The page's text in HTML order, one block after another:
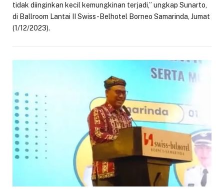
tidak diinginkan kecil kemungkinan terjadi,” ungkap Sunarto,
di Ballroom Lantai II Swiss-Belhotel Borneo Samarinda, Jumat
(1/12/2023).